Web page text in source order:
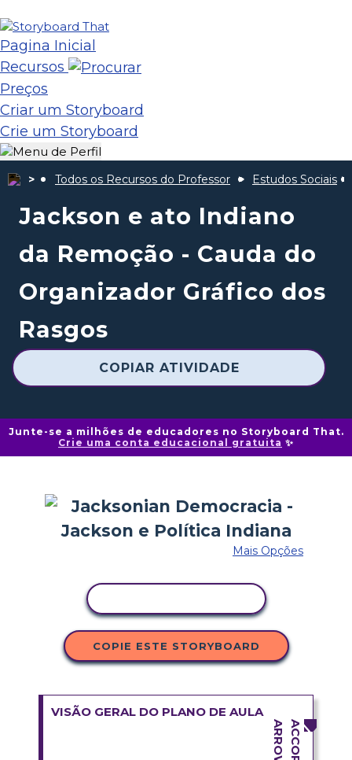
Pagina Inicial
Recursos
Preços
Criar um Storyboard
Crie um Storyboard
Todos os Recursos do Professor Estudos Sociais
Jackson e ato Indiano
da Remoção - Cauda do
Organizador Gráfico dos
Rasgos
COPIAR ATIVIDADE
Junte-se a milhões de educadores no Storyboard That.
Crie uma conta educacional gratuita ✨
Mais Opções
COPIE ESTE STORYBOARD
VISÃO GERAL DO PLANO DE AULA